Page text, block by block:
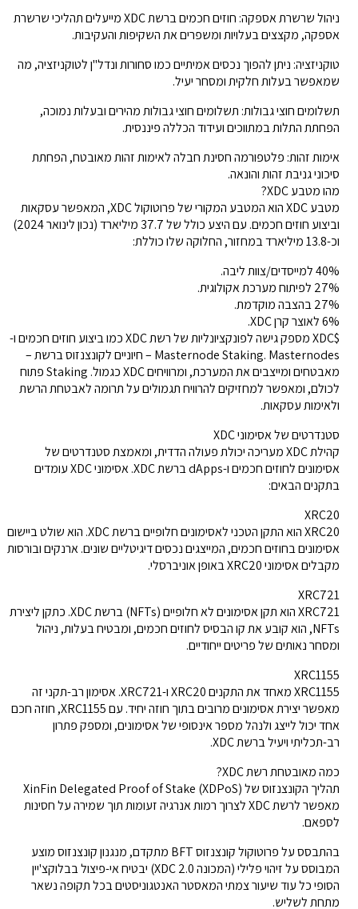
ניהול שרשרת אספקה: חוזים חכמים ברשת XDC מייעלים תהליכי שרשרת
אספקה, מקצצים בעלויות ומשפרים את השקיפות והעקיבות.
טוקניזציה: ניתן להפוך נכסים אמיתיים כמו סחורות ונדל"ן לטוקניזציה, מה
שמאפשר בעלות חלקית ומסחר יעיל.
תשלומים חוצי גבולות: תשלומים חוצי גבולות מהירים ובעלות נמוכה,
הפחתת התלות במתווכים ועידוד הכללה פיננסית.
אימות זהות: פלטפורמה חסינת חבלה לאימות זהות מאובטח, הפחתת
סיכוני גניבת זהות והונאה.
מהו מטבע XDC?
מטבע XDC הוא המטבע המקורי של פרוטוקול XDC, המאפשר עסקאות
וביצוע חוזים חכמים. עם היצע כולל של 37.7 מיליארד (נכון לינואר 2024)
וכ-13.8 מיליארד במחזור, החלוקה שלו כוללת:
40% למייסדים/צוות ליבה.
27% לפיתוח מערכת אקולוגית.
27% בהצבה מוקדמת.
6% לאוצר קרן XDC.
$XDC מספק גישה לפונקציונליות של רשת XDC כמו ביצוע חוזים חכמים ו-
Masternode Staking. Masternodes – חיוניים לקונצנזוס ברשת –
מאבטחים ומייצבים את המערכת, ומרוויחים XDC כגמול. Staking פתוח
לכולם, ומאפשר למחזיקים להרוויח תגמולים על תרומה לאבטחת הרשת
ולאימות עסקאות.
סטנדרטים של אסימוני XDC
קהילת XDC מעריכה יכולת פעולה הדדית, ומאמצת סטנדרטים של
אסימונים לחוזים חכמים ו-dApps ברשת XDC. אסימוני XDC עומדים
בתקנים הבאים:
XRC20
XRC20 הוא התקן הטכני לאסימונים חלופיים ברשת XDC. הוא שולט ביישום
אסימונים בחוזים חכמים, המייצגים נכסים דיגיטליים שונים. ארנקים ובורסות
מקבלים אסימוני XRC20 באופן אוניברסלי.
XRC721
XRC721 הוא תקן אסימונים לא חלופיים (NFTs) ברשת XDC. כתקן ליצירת
NFTs, הוא קובע את קו הבסיס לחוזים חכמים, ומבטיח בעלות, ניהול
ומסחר נאותים של פריטים ייחודיים.
XRC1155
XRC1155 מאחד את התקנים XRC20 ו-XRC721. אסימון רב-תקני זה
מאפשר יצירת אסימונים מרובים בתוך חוזה יחיד. עם XRC1155, חוזה חכם
אחד יכול לייצג ולנהל מספר אינסופי של אסימונים, ומספק פתרון
רב-תכליתי ויעיל ברשת XDC.
כמה מאובטחת רשת XDC?
תהליך הקונצנזוס של XinFin Delegated Proof of Stake (XDPoS)
מאפשר לרשת XDC לצרוך רמות אנרגיה זעומות תוך שמירה על חסינות
לספאם.
בהתבסס על פרוטוקול קונצנזוס BFT מתקדם, מנגנון קונצנזוס מוצע
המבוסס על זיהוי פלילי (המכונה XDC 2.0) יבטיח אי-פיצול בבלוקצ'יין
הסופי כל עוד שיעור צמתי המאסטר האנטגוניסטים בכל תקופה נשאר
מתחת לשליש.